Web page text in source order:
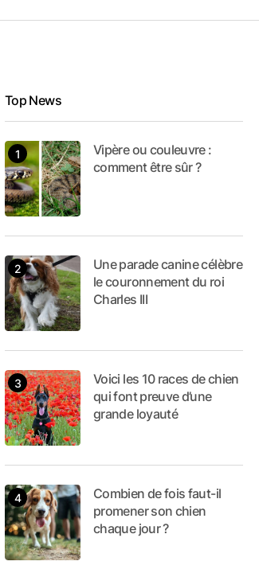
Top News
Vipère ou couleuvre :
comment être sûr ?
Une parade canine célèbre
le couronnement du roi
Charles III
Voici les 10 races de chien
qui font preuve d’une
grande loyauté
Combien de fois faut-il
promener son chien
chaque jour ?